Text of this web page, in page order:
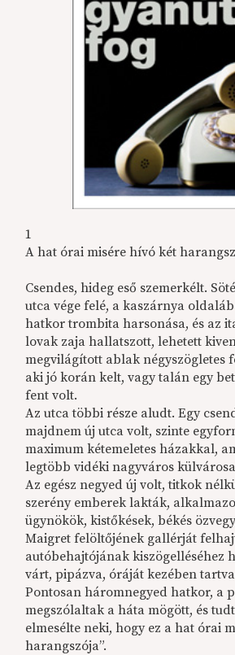
1
A hat órai misére hívó két
Csendes, hideg eső szemerkélt.
utca vége felé, a kaszárnya
hatkor trombita harsonása, és az
lovak zaja hallatszott, lehetett
megvilágított ablak négyszögletes
aki jó korán kelt, vagy talán egy
fent volt.
Az utca többi része aludt. Egy
majdnem új utca volt, szinte
maximum kétemeletes házakkal,
legtöbb vidéki nagyváros
Az egész negyed új volt, titkok
szerény emberek lakták,
ügynökök, kistőkések, békés
Maigret felöltőjének gallérját
autóbehajtójának kiszögelléséhez
várt, pipázva, óráját kezében
Pontosan háromnegyed hatkor, a
megszólaltak a háta mögött, és
elmesélte neki, hogy ez a hat órai
harangszója”.